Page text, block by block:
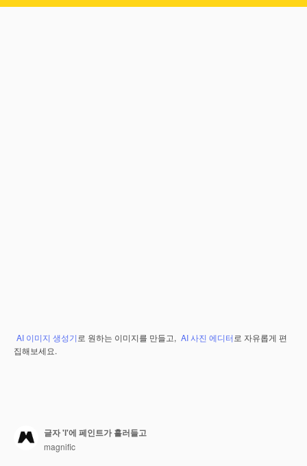
AI 이미지 생성기 로 원하는 이미지를 만들고, AI 사진 에디터 로 자유롭게 편
집해보세요.
글자 'l'에 페인트가 흘러들고
magnific